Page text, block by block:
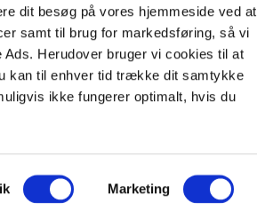
dit besøg på vores hjemmeside ved at
samt til brug for markedsføring, så vi
Herudover bruger vi cookies til at
kan til enhver tid trække dit samtykke
ikke fungerer optimalt, hvis du
Marketing